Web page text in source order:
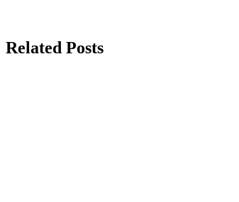
Related Posts